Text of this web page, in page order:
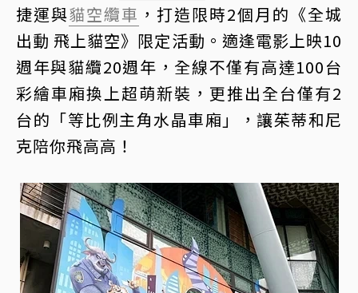
捷運與貓空纜車 ，打造限時2個月的《全城
出動 飛上貓空》限定活動。適逢電影上映10
週年與貓纜20週年，全線不僅有高達100台
彩繪車廂換上超萌新裝，更推出全台僅有2
台的「等比例主角水晶車廂」，讓茱蒂和尼
克陪你飛高高！